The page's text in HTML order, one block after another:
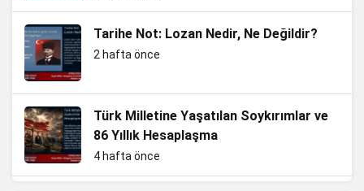
Tarihe Not: Lozan Nedir, Ne Değildir?
2 hafta önce
Türk Milletine Yaşatılan Soykırımlar ve
86 Yıllık Hesaplaşma
4 hafta önce